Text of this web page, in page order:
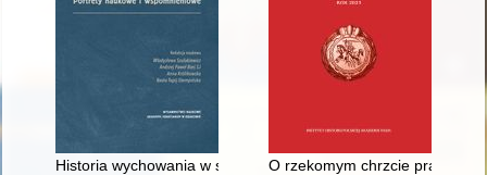
Historia wychowania w szkolnictwie resortowym (w
O rzekomym chrzcie